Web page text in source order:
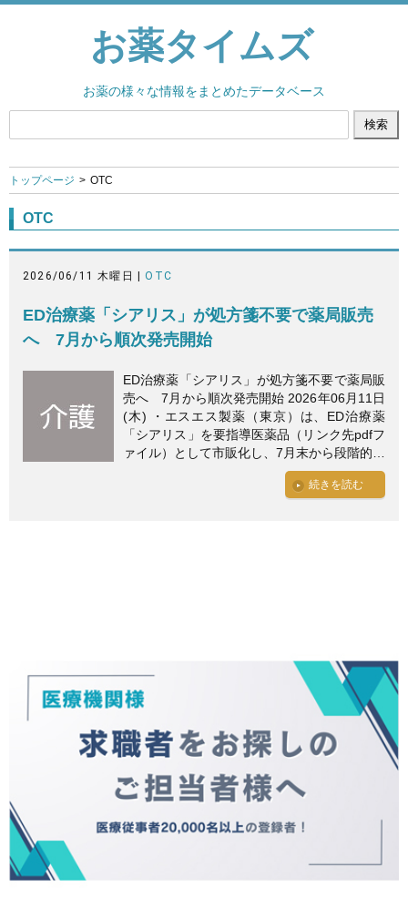
お薬タイムズ
お薬の様々な情報をまとめたデータベース
トップページ OTC
OTC
2026/06/11 木曜日 |OTC
ED治療薬「シアリス」が処方箋不要で薬局販売
へ 7月から順次発売開始
ED治療薬「シアリス」が処方箋不要で薬局販
売へ 7月から順次発売開始 2026年06月11日
(木) ・エスエス製薬（東京）は、ED治療薬
「シアリス」を要指導医薬品（リンク先pdfフ
ァイル）として市販化し、7月末から段階的…
続きを読む